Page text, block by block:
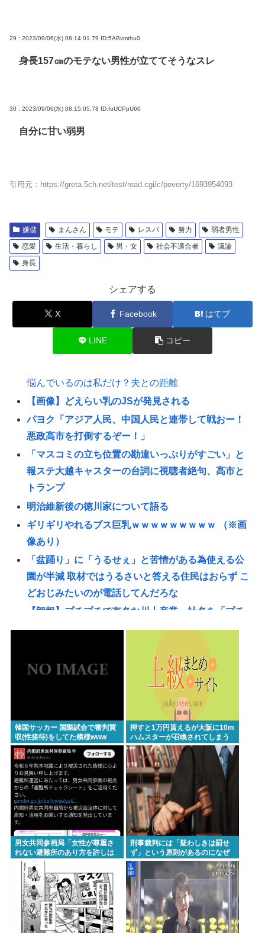
29 : 2023/09/06(水) 08:14:01.79 ID:5ABvmthu0
身長157㎝のモテない男性が立ててそうなスレ
30 : 2023/09/06(水) 08:15:05.78 ID:foUCPpU60
自分に甘い弱男
引用元：https://greta.5ch.net/test/read.cgi/c/poverty/1693954093
嫌儲 まんさん モテ レスバ 努力
弱者男性
恋愛
生活・暮らし 男・女 社会不適合者
議論
身長
シェアする
X Facebook はてブ
LINE コピー
悩んでいるのは私だけ？夫との距離
【画像】どえらい乳のJSが発見される
パヨク「アジア人民、中国人民と連帯して戦おー！
悪政高市を打倒するぞー！」
「マスコミの立ち位置の勘違いっぷりがすごい」と
報ステ大越キャスターの台詞に視聴者絶句、高市と
トランプ
明治維新後の徳川家について語る
ギリギリやれるブス巨乳ｗｗｗｗｗｗｗｗｗ （※画
像あり）
「盆踊り」に「うるせぇ」と苦情がある為使える公
園が半減 取材ではうるさいと答える住民はおらず こ
どおじみたいのが電話してんだろな
【朗報】プチプチで有名な川上産業、社名を「プチ
プチ株式会社」に変更www
と話したくないので家に引きこもってPCでアニメを
観ていたい」・・・・・・・・・
千葉県袖ケ浦市「おむつ交換で噛みつかれ」看護助
手の男を逮捕 90歳入院患者の顔や腹を殴るなどケ
ガさせた疑い [8/6]
【緊急】吉野家のステーキ定食、ガチで美味いぞ
【衝撃】韓国メディア「韓国サッカー協会、W杯予選
で外国人審判に性接待」
ビニコンの店員がいらっしゃいませー！言わないか
ら本社にクレームいれてやりましたよ！www
ここ数年「どっちもどっち」とか「まだわからない
から叩くな」とかゆうチキン野郎が増えたけどどっ
から来たの？(´・ω・`)
【動画】手術中に熊本地震直撃やばすぎwww
医療脱毛・脱毛サロンを考えてるんだが！脱毛モメ
ンいるか？？
韓国サッカー 国際試合で審判買
収(性接待)をしてた模様www
押すと1万円貰えるが大阪に10m
ハムスターが召喚されてしまう
ボタン
男女共同参画局「女性が尊重さ
れない避難所のあり方を許しは
しません、このチェックシート
を必ず遵守してください」
刑事裁判には「疑わしきは罰せ
ず」という原則があるのになぜ
「性交の同意がなかった」とい
う確かめようが無いもので有罪
になるの？